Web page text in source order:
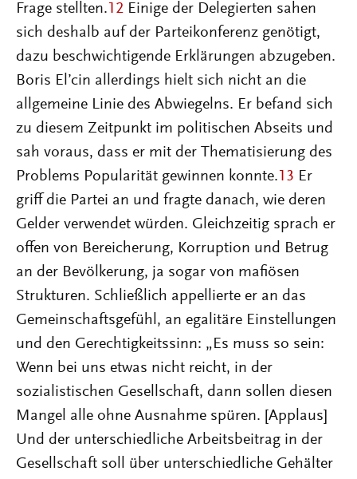
Frage stellten. 12 Einige der Delegierten sahen
sich deshalb auf der Parteikonferenz genötigt,
dazu beschwichtigende Erklärungen abzugeben.
Boris El’cin allerdings hielt sich nicht an die
allgemeine Linie des Abwiegelns. Er befand sich
zu diesem Zeitpunkt im politischen Abseits und
sah voraus, dass er mit der Thematisierung des
Problems Popularität gewinnen konnte. 13 Er
griff die Partei an und fragte danach, wie deren
Gelder verwendet würden. Gleichzeitig sprach er
offen von Bereicherung, Korruption und Betrug
an der Bevölkerung, ja sogar von mafiösen
Strukturen. Schließlich appellierte er an das
Gemeinschaftsgefühl, an egalitäre Einstellungen
und den Gerechtigkeitssinn: „Es muss so sein:
Wenn bei uns etwas nicht reicht, in der
sozialistischen Gesellschaft, dann sollen diesen
Mangel alle ohne Ausnahme spüren. [Applaus]
Und der unterschiedliche Arbeitsbeitrag in der
Gesellschaft soll über unterschiedliche Gehälter